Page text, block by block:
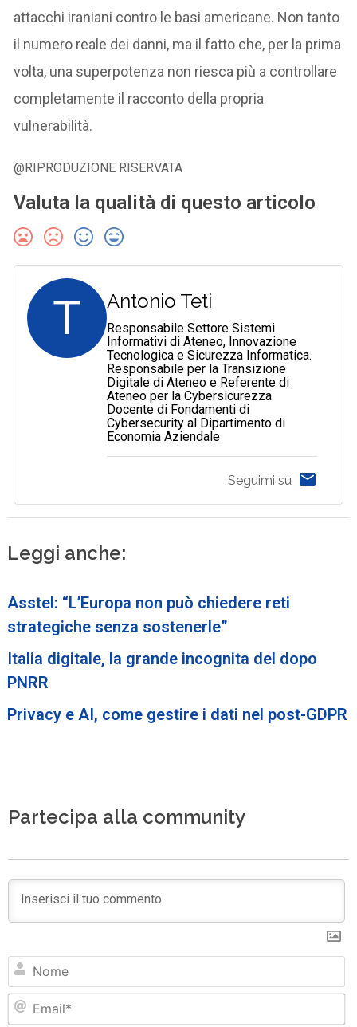
attacchi iraniani contro le basi americane. Non tanto
il numero reale dei danni, ma il fatto che, per la prima
volta, una superpotenza non riesca più a controllare
completamente il racconto della propria
vulnerabilità.
@RIPRODUZIONE RISERVATA
Valuta la qualità di questo articolo
T Antonio Teti
Responsabile Settore Sistemi
Informativi di Ateneo, Innovazione
Tecnologica e Sicurezza Informatica.
Responsabile per la Transizione
Digitale di Ateneo e Referente di
Ateneo per la Cybersicurezza
Docente di Fondamenti di
Cybersecurity al Dipartimento di
Economia Aziendale
Seguimi su
Leggi anche:
Asstel: “L’Europa non può chiedere reti
strategiche senza sostenerle”
Italia digitale, la grande incognita del dopo
PNRR
Privacy e AI, come gestire i dati nel post-GDPR
Partecipa alla community